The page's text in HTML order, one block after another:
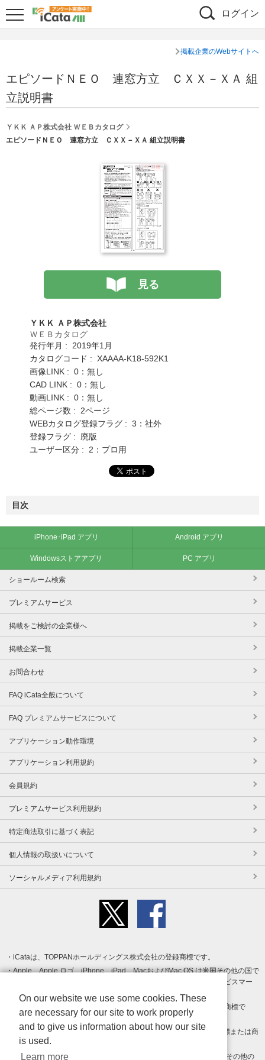
ログイン
掲載企業のWebサイトへ
エピソードＮＥＯ 連窓方立 ＣＸＸ－ＸＡ 組
立説明書
ＹＫＫ ＡＰ株式会社 ＷＥＢカタログ
エピソードＮＥＯ 連窓方立 ＣＸＸ－ＸＡ 組立説明書
見る
ＹＫＫ ＡＰ株式会社
ＷＥＢカタログ
発行年月 : 2019年1月
カタログコード : XAAAA-K18-592K1
画像LINK : 0：無し
CAD LINK : 0：無し
動画LINK : 0：無し
総ページ数 : 2ページ
WEBカタログ登録フラグ : 3：社外
登録フラグ : 廃版
ユーザー区分 : 2：プロ用
目次
iPhone･iPad アプリ Android アプリ
Windowsストアアプリ PC アプリ
ショールーム検索
プレミアムサービス
掲載をご検討の企業様へ
掲載企業一覧
お問合わせ
FAQ iCata全般について
FAQ プレミアムサービスについて
アプリケーション動作環境
アプリケーション利用規約
会員規約
プレミアムサービス利用規約
特定商法取引に基づく表記
個人情報の取扱いについて
ソーシャルメディア利用規約
iCataは、TOPPANホールディングス株式会社の登録商標です。
Apple、Apple ロゴ、iPhone、iPad、MacおよびMac OS は米国その他の国で
登録された Apple Inc. の商標です。App Store は Apple Inc. のサービスマー
クです。
Android、Google Play および Google Play ロゴ は Google LLC の商標で
す。
Windows は Microsoft Inc.の米国およびその他の国における登録商標または商
標です。
Adobe、Adobe Reader、Adobe PDF は、Adobe Inc.の米国およびその他の
On our website we use some cookies. These
are necessary for our site to work properly
and to give us information about how our site
is used.
Learn more